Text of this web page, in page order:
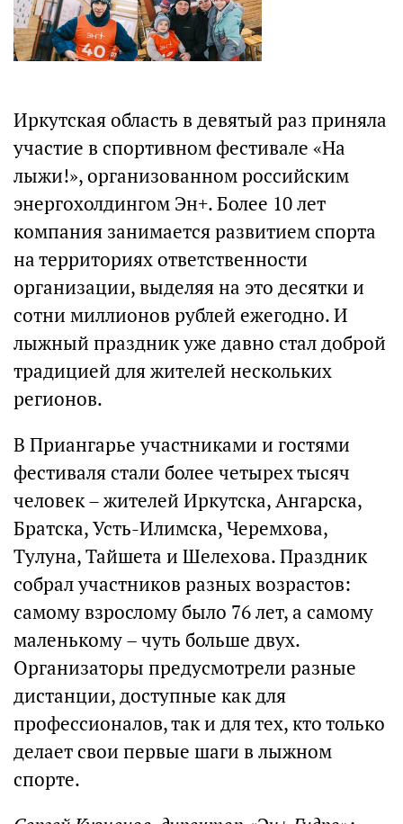
Иркутская область в девятый раз приняла
участие в спортивном фестивале «На
лыжи!», организованном российским
энергохолдингом Эн+. Более 10 лет
компания занимается развитием спорта
на территориях ответственности
организации, выделяя на это десятки и
сотни миллионов рублей ежегодно. И
лыжный праздник уже давно стал доброй
традицией для жителей нескольких
регионов.
В Приангарье участниками и гостями
фестиваля стали более четырех тысяч
человек – жителей Иркутска, Ангарска,
Братска, Усть-Илимска, Черемхова,
Тулуна, Тайшета и Шелехова. Праздник
собрал участников разных возрастов:
самому взрослому было 76 лет, а самому
маленькому – чуть больше двух.
Организаторы предусмотрели разные
дистанции, доступные как для
профессионалов, так и для тех, кто только
делает свои первые шаги в лыжном
спорте.